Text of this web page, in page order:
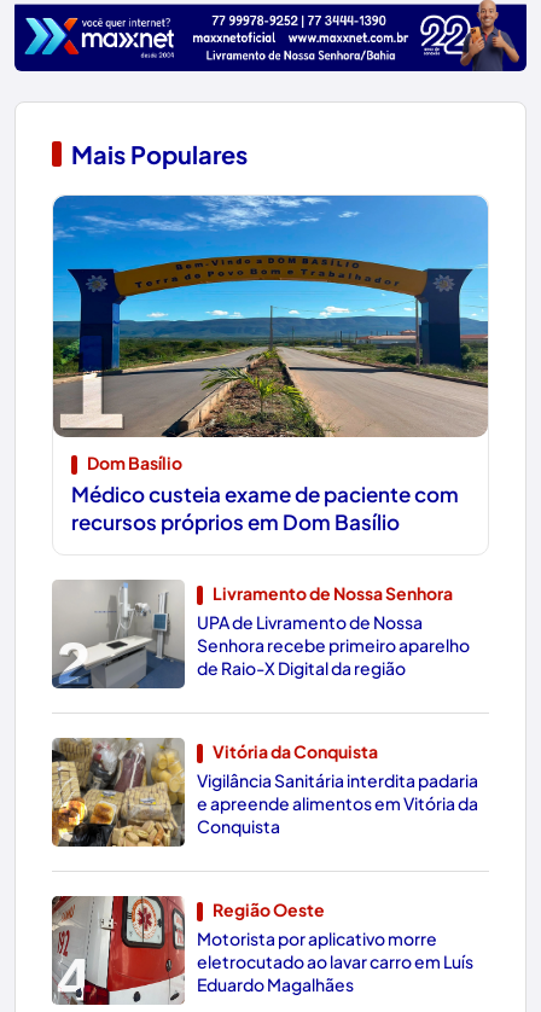
Mais Populares
1
Dom Basílio
Médico custeia exame de paciente com
recursos próprios em Dom Basílio
2
Livramento de Nossa Senhora
UPA de Livramento de Nossa
Senhora recebe primeiro aparelho
de Raio-X Digital da região
3
Vitória da Conquista
Vigilância Sanitária interdita padaria
e apreende alimentos em Vitória da
Conquista
4
Região Oeste
Motorista por aplicativo morre
eletrocutado ao lavar carro em Luís
Eduardo Magalhães